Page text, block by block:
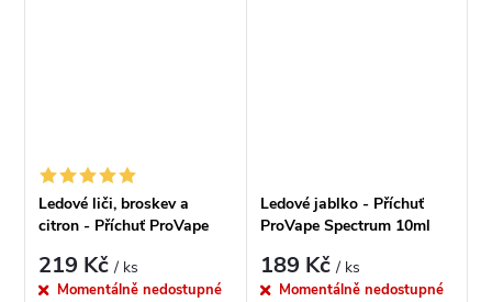
Ledové liči, broskev a
citron - Příchuť ProVape
219 Kč/ ks
Momentálně nedostupné
Ledové jablko - Příchuť
ProVape Spectrum 10ml
189 Kč/ ks
Momentálně nedostupné